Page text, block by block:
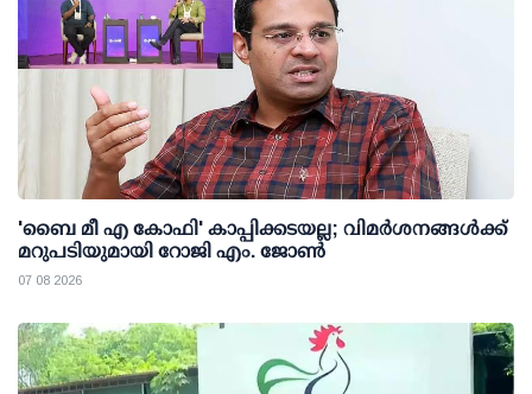
'ബൈ മീ എ കോഫി' കാപ്പിക്കടയല്ല; വിമര്‍ശനങ്ങള്‍ക്ക്
മറുപടിയുമായി റോജി എം. ജോണ്‍
07 08 2026